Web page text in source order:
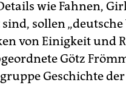
wie Fahnen,
sollen
von Einigkeit und
Götz
Geschichte